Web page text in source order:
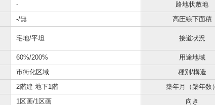
- 路地状敷地
-/無 高圧線下面積
宅地/平坦 接道状況
60%/200% 用途地域
市街化区域 種別/構造
2階建 地下1階 築年月（築年数）
1区画/1区画 向き